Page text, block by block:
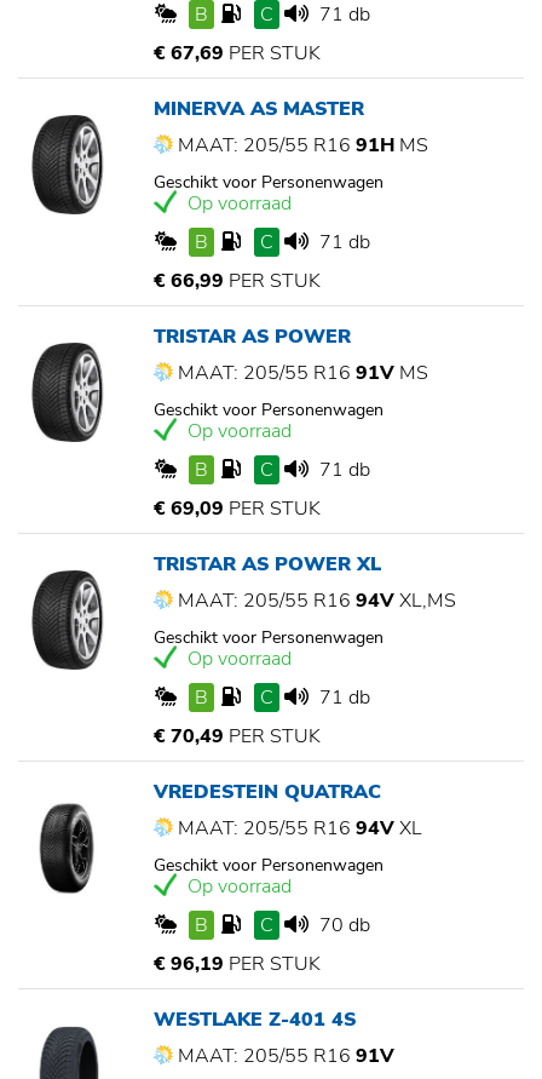
B
C
71 db
€ 67,69 PER STUK
MINERVA AS MASTER
MAAT: 205/55 R16 91H MS
Geschikt voor Personenwagen
Op voorraad
B
C
71 db
€ 66,99 PER STUK
TRISTAR AS POWER
MAAT: 205/55 R16 91V MS
Geschikt voor Personenwagen
Op voorraad
B
C
71 db
€ 69,09 PER STUK
TRISTAR AS POWER XL
MAAT: 205/55 R16 94VXL,MS
Geschikt voor Personenwagen
Op voorraad
B
C
71 db
€ 70,49 PER STUK
VREDESTEIN QUATRAC
MAAT: 205/55 R16 94VXL
Geschikt voor Personenwagen
Op voorraad
B
C
70 db
€ 96,19 PER STUK
WESTLAKE Z-401 4S
MAAT: 205/55 R16 91V